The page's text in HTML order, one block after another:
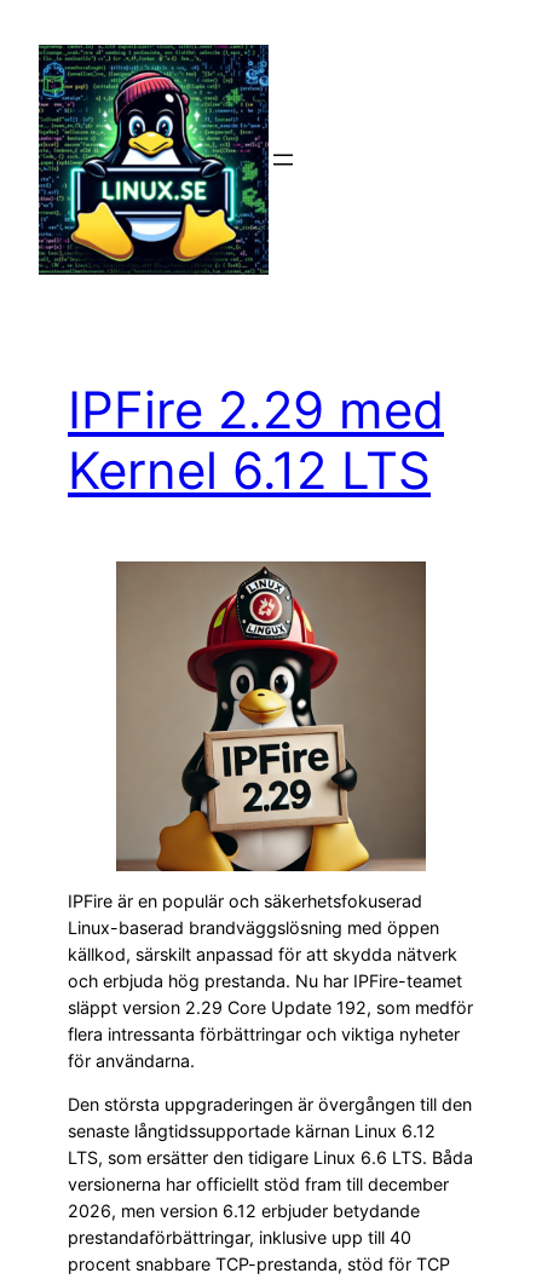
innehåll
IPFire 2.29 med
Kernel 6.12 LTS
IPFire är en populär och säkerhetsfokuserad
Linux-baserad brandväggslösning med öppen
källkod, särskilt anpassad för att skydda nätverk
och erbjuda hög prestanda. Nu har IPFire-teamet
släppt version 2.29 Core Update 192, som medför
flera intressanta förbättringar och viktiga nyheter
för användarna.
Den största uppgraderingen är övergången till den
senaste långtidssupportade kärnan Linux 6.12
LTS, som ersätter den tidigare Linux 6.6 LTS. Båda
versionerna har officiellt stöd fram till december
2026, men version 6.12 erbjuder betydande
prestandaförbättringar, inklusive upp till 40
procent snabbare TCP-prestanda, stöd för TCP